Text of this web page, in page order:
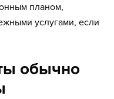
планом,
услугами, если
обычно